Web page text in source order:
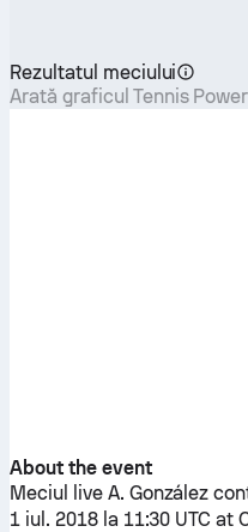
Rezultatul meciului
Arată graficul Tennis Power
About the event
Meciul live A. González
1 iul. 2018 la 11:30 UTC